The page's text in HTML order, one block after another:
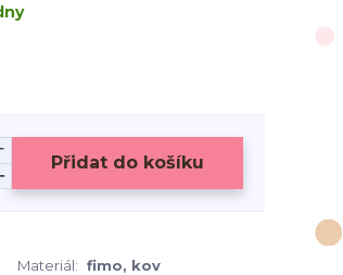
Přidat do košíku
Materiál: fimo, kov